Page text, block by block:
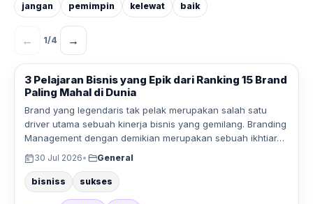
jangan pemimpin kelewat baik
← 1/4 →
3 Pelajaran Bisnis yang Epik dari Ranking 15 Brand
Paling Mahal di Dunia
Brand yang legendaris tak pelak merupakan salah satu
driver utama sebuah kinerja bisnis yang gemilang. Branding
Management dengan demikian merupakan sebuah ikhtiar…
30 Jul 2026• General
bisniss sukses